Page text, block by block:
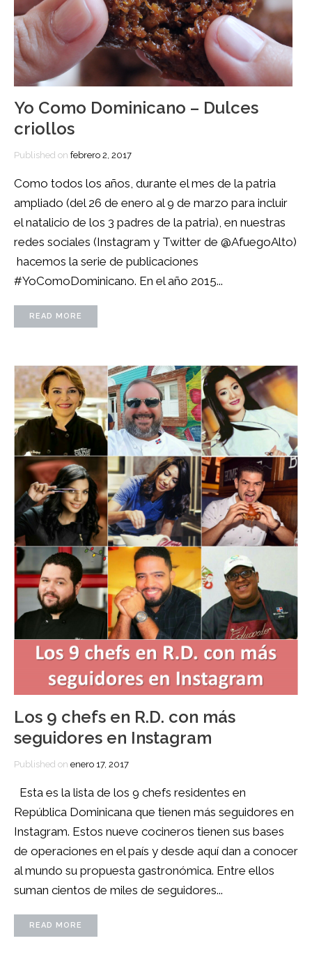
Yo Como Dominicano – Dulces
criollos
Published on febrero 2, 2017
Como todos los años, durante el mes de la patria
ampliado (del 26 de enero al 9 de marzo para incluir
el natalicio de los 3 padres de la patria), en nuestras
redes sociales (Instagram y Twitter de @AfuegoAlto)
hacemos la serie de publicaciones
#YoComoDominicano. En el año 2015...
READ MORE
Los 9 chefs en R.D. con más
seguidores en Instagram
Published on enero 17, 2017
Esta es la lista de los 9 chefs residentes en
República Dominicana que tienen más seguidores en
Instagram. Estos nueve cocineros tienen sus bases
de operaciones en el país y desde aquí dan a conocer
al mundo su propuesta gastronómica. Entre ellos
suman cientos de miles de seguidores...
READ MORE